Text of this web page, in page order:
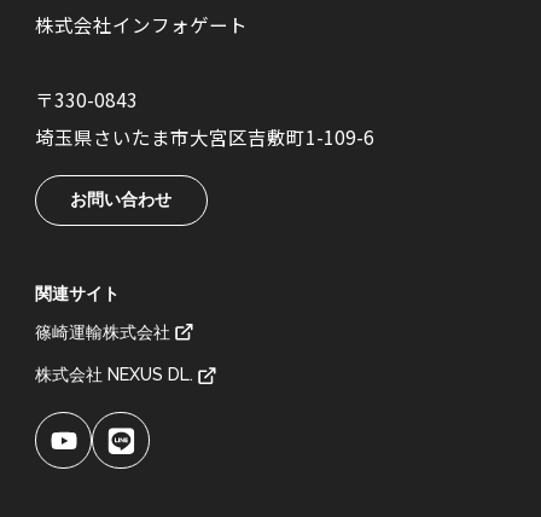
株式会社インフォゲート
〒330-0843
埼玉県さいたま市大宮区吉敷町1-109-6
お問い合わせ
関連サイト
篠崎運輸株式会社
株式会社 NEXUS DL.